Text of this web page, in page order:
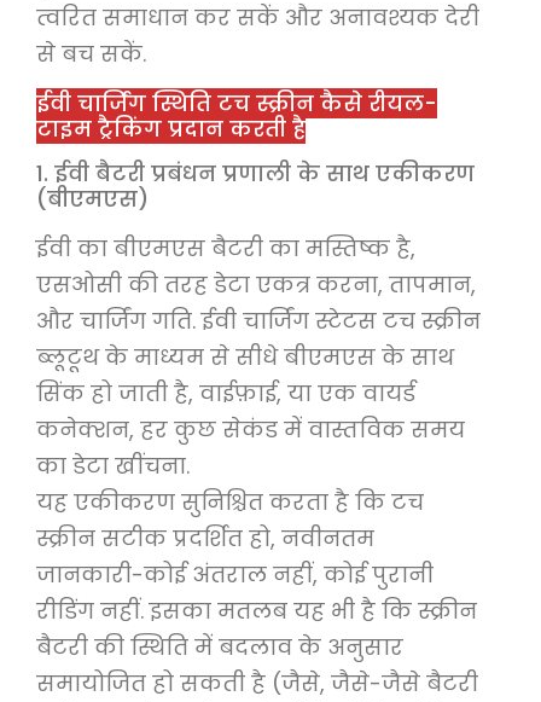
त्वरित समाधान कर सकें और अनावश्यक देरी
से बच सकें.
ईवी चार्जिंग स्थिति टच स्क्रीन कैसे रीयल-
टाइम ट्रैकिंग प्रदान करती है
1. ईवी बैटरी प्रबंधन प्रणाली के साथ एकीकरण
(बीएमएस)
ईवी का बीएमएस बैटरी का मस्तिष्क है,
एसओसी की तरह डेटा एकत्र करना, तापमान,
और चार्जिंग गति. ईवी चार्जिंग स्टेटस टच स्क्रीन
ब्लूटूथ के माध्यम से सीधे बीएमएस के साथ
सिंक हो जाती है, वाईफ़ाई, या एक वायर्ड
कनेक्शन, हर कुछ सेकंड में वास्तविक समय
का डेटा खींचना.
यह एकीकरण सुनिश्चित करता है कि टच
स्क्रीन सटीक प्रदर्शित हो, नवीनतम
जानकारी-कोई अंतराल नहीं, कोई पुरानी
रीडिंग नहीं. इसका मतलब यह भी है कि स्क्रीन
बैटरी की स्थिति में बदलाव के अनुसार
समायोजित हो सकती है (जैसे, जैसे-जैसे बैटरी